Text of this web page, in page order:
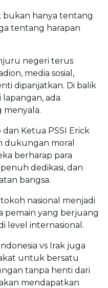
bukan hanya tentang
tentang harapan
negeri terus
media sosial,
dipanjatkan. Di balik
ada
menyala.
Ketua PSSI Erick
dukungan moral
berharap para
dedikasi, dan
bangsa.
nasional menjadi
pemain yang berjuang
level internasional.
vs Irak juga
untuk bersatu
tanpa henti dari
mendapatkan